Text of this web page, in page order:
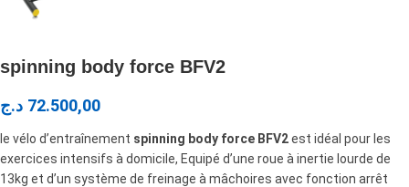
spinning body force BFV2
72.500,00 د.ج
le vélo d’entraînement spinning body force BFV2est idéal pour les
exercices intensifs à domicile, Equipé d’une roue à inertie lourde de
13kg et d’un système de freinage à mâchoires avec fonction arrêt